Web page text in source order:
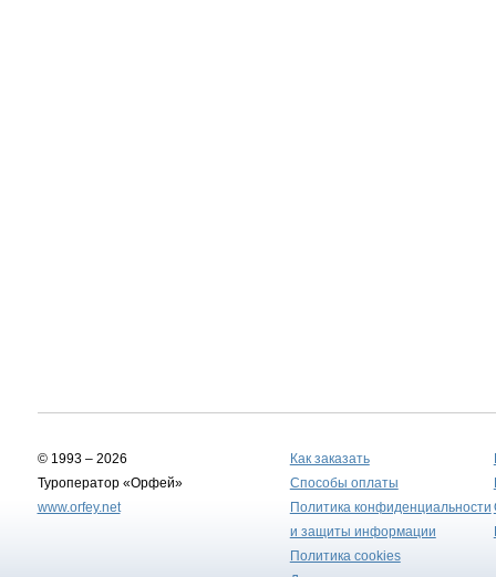
© 1993 – 2026
Туроператор «Орфей»
www.orfey.net
Как заказать
Способы оплаты
Политика конфиденциальности
и защиты информации
Политика cookies